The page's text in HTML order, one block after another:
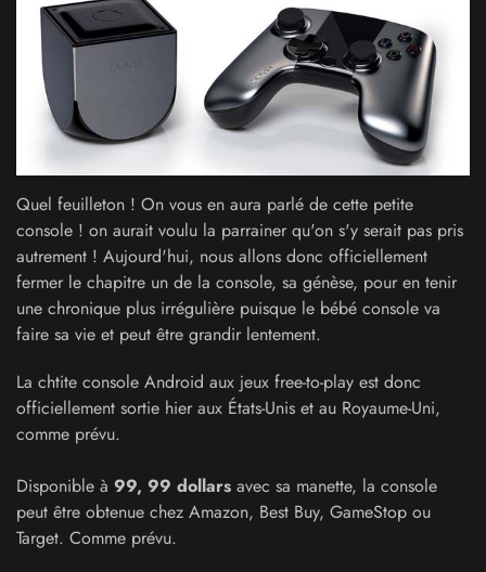
Quel feuilleton ! On vous en aura parlé de cette petite
console ! on aurait voulu la parrainer qu'on s'y serait pas pris
autrement ! Aujourd'hui, nous allons donc officiellement
fermer le chapitre un de la console, sa génèse, pour en tenir
une chronique plus irrégulière puisque le bébé console va
faire sa vie et peut être grandir lentement.
La chtite console Android aux jeux free-to-play est donc
officiellement sortie hier aux États-Unis et au Royaume-Uni,
comme prévu.
Disponible à 99, 99 dollars avec sa manette, la console
peut être obtenue chez Amazon, Best Buy, GameStop ou
Target. Comme prévu.